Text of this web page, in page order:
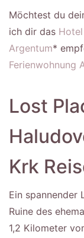
Möchtest du
ich dir das
Argentum*
Ferienwohnung
Lost
Krk
Ein spannender
Ruine des
1,2 Kilometer